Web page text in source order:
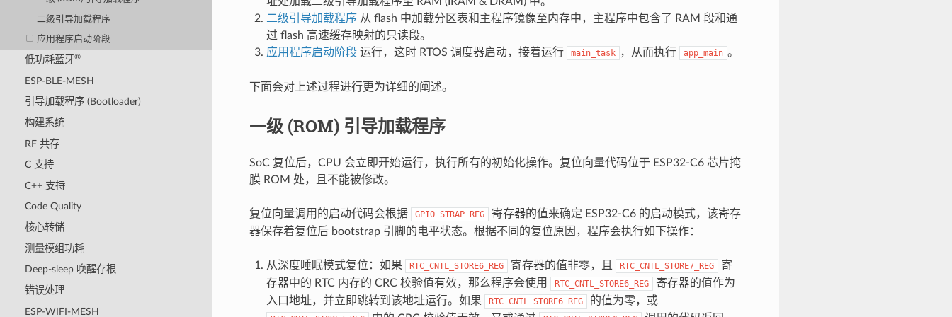
二级引导加载程序
应用程序启动阶段
低功耗蓝牙®
ESP-BLE-MESH
引导加载程序 (Bootloader)
构建系统
RF 共存
C 支持
C++ 支持
Code Quality
核心转储
测量模组功耗
Deep-sleep 唤醒存根
错误处理
ESP-WIFI-MESH
二级引导加载程序 从 flash 中加载分区表和主程序镜像至内存中，主程序中包含了 RAM 段和通
过 flash 高速缓存映射的只读段。
应用程序启动阶段运行，这时 RTOS 调度器启动，接着运行 main_task ，从而执行 app_main 。
下面会对上述过程进行更为详细的阐述。
一级 (ROM) 引导加载程序
SoC 复位后，CPU 会立即开始运行，执行所有的初始化操作。复位向量代码位于 ESP32-C6 芯片掩
膜 ROM 处，且不能被修改。
复位向量调用的启动代码会根据 GPIO_STRAP_REG
寄存器的值来确定 ESP32-C6 的启动模式，该寄存
器保存着复位后 bootstrap 引脚的电平状态。根据不同的复位原因，程序会执行如下操作：
从深度睡眠模式复位：如果 RTC_CNTL_STORE6_REG 寄存器的值非零，且 RTC_CNTL_STORE7_REG
寄
存器中的 RTC 内存的 CRC 校验值有效，那么程序会使用
RTC_CNTL_STORE6_REG
寄存器的值作为
入口地址，并立即跳转到该地址运行。如果
RTC_CNTL_STORE6_REG 的值为零，或